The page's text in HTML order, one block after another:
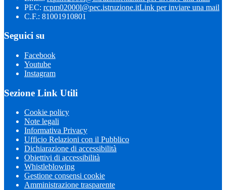
PEC: rcpm02000l@pec.istruzione.itLink per inviare una mail
C.F.: 81001910801
Seguici su
Facebook
Youtube
Instagram
Sezione Link Utili
Cookie policy
Note legali
Informativa Privacy
Ufficio Relazioni con il Pubblico
Dichiarazione di accessibilità
Obiettivi di accessibilità
Whistleblowing
Gestione consensi cookie
Amministrazione trasparente